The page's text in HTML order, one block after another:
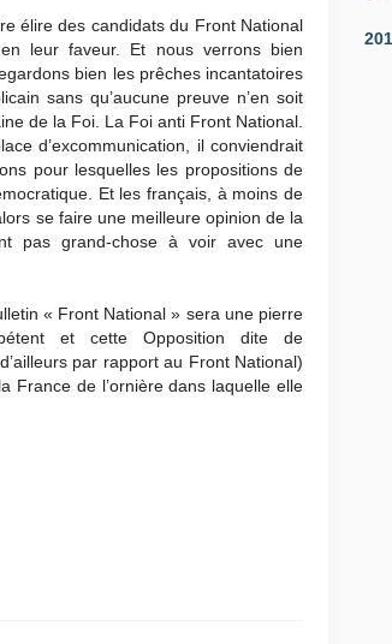
élire des candidats du Front National
leur faveur. Et nous verrons bien
bien les prêches incantatoires
sans qu’aucune preuve n’en soit
de la Foi. La Foi anti Front National.
d’excommunication, il conviendrait
pour lesquelles les propositions de
Et les français, à moins de
se faire une meilleure opinion de la
pas grand-chose à voir avec une
« Front National » sera une pierre
et cette Opposition dite de
par rapport au Front National)
France de l’ornière dans laquelle elle